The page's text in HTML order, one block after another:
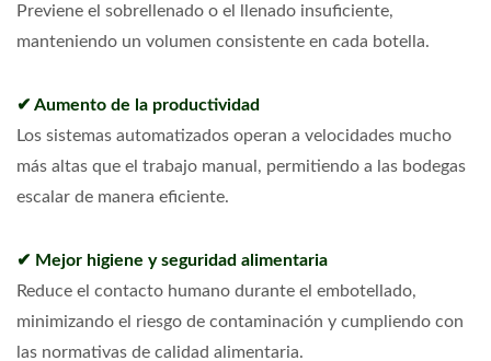
Previene el sobrellenado o el llenado insuficiente,
manteniendo un volumen consistente en cada botella.
✔ Aumento de la productividad
Los sistemas automatizados operan a velocidades mucho
más altas que el trabajo manual, permitiendo a las bodegas
escalar de manera eficiente.
✔ Mejor higiene y seguridad alimentaria
Reduce el contacto humano durante el embotellado,
minimizando el riesgo de contaminación y cumpliendo con
las normativas de calidad alimentaria.